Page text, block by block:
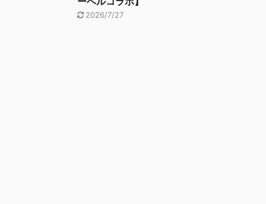
2026/7/27